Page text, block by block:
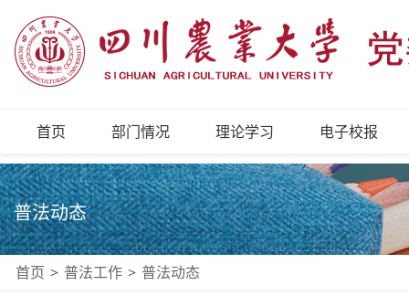
首页 部门情况 理论学习 电子校报
普法动态
首页 > 普法工作 > 普法动态